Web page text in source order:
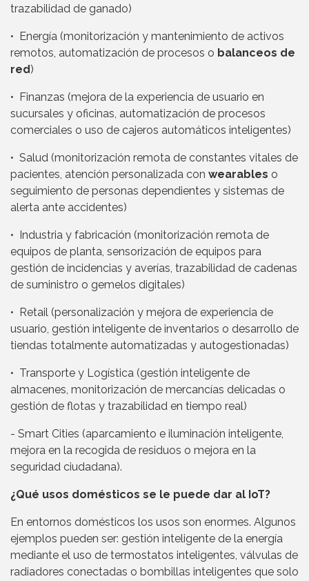
trazabilidad de ganado)
• Energía (monitorización y mantenimiento de activos
remotos, automatización de procesos o balanceos de
red)
• Finanzas (mejora de la experiencia de usuario en
sucursales y oficinas, automatización de procesos
comerciales o uso de cajeros automáticos inteligentes)
• Salud (monitorización remota de constantes vitales de
pacientes, atención personalizada con wearables o
seguimiento de personas dependientes y sistemas de
alerta ante accidentes)
• Industria y fabricación (monitorización remota de
equipos de planta, sensorización de equipos para
gestión de incidencias y averías, trazabilidad de cadenas
de suministro o gemelos digitales)
• Retail (personalización y mejora de experiencia de
usuario, gestión inteligente de inventarios o desarrollo de
tiendas totalmente automatizadas y autogestionadas)
• Transporte y Logística (gestión inteligente de
almacenes, monitorización de mercancías delicadas o
gestión de flotas y trazabilidad en tiempo real)
- Smart Cities (aparcamiento e iluminación inteligente,
mejora en la recogida de residuos o mejora en la
seguridad ciudadana).
¿Qué usos domésticos se le puede dar al IoT?
En entornos domésticos los usos son enormes. Algunos
ejemplos pueden ser: gestión inteligente de la energía
mediante el uso de termostatos inteligentes, válvulas de
radiadores conectadas o bombillas inteligentes que solo